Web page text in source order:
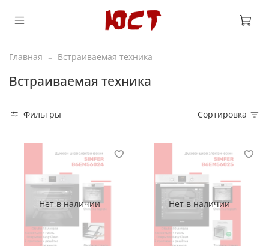
Главная Встраиваемая техника
Встраиваемая техника
Фильтры Сортировка
Нет в наличии Нет в наличии